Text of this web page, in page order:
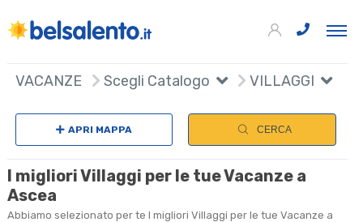
VACANZE Scegli Catalogo VILLAGGI
APRI MAPPA CERCA
I migliori Villaggi per le tue Vacanze a
Ascea
Abbiamo selezionato per te I migliori Villaggi per le tue Vacanze a
+